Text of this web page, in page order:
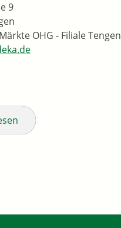
OHG - Filiale Tengen
9